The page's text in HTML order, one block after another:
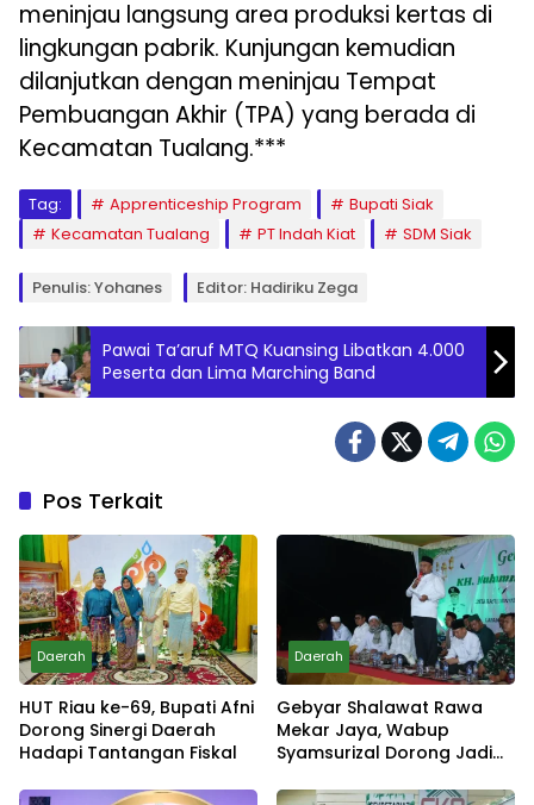
meninjau langsung area produksi kertas di
lingkungan pabrik. Kunjungan kemudian
dilanjutkan dengan meninjau Tempat
Pembuangan Akhir (TPA) yang berada di
Kecamatan Tualang.***
Tag: Apprenticeship Program
Bupati Siak
Kecamatan Tualang
PT Indah Kiat SDM Siak
Penulis: Yohanes Editor: Hadiriku Zega
Pawai Ta’aruf MTQ Kuansing Libatkan 4.000
Peserta dan Lima Marching Band
Pos Terkait
Daerah
HUT Riau ke-69, Bupati Afni
Dorong Sinergi Daerah
Hadapi Tantangan Fiskal
Daerah
Gebyar Shalawat Rawa
Mekar Jaya, Wabup
Syamsurizal Dorong Jadi